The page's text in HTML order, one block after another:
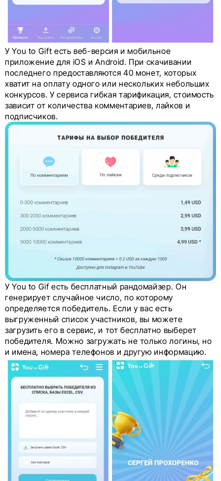
У You to Gift есть веб-версия и мобильное
приложение для iOS и Android. При скачивании
последнего предоставляются 40 монет, которых
хватит на оплату одного или нескольких небольших
конкурсов. У сервиса гибкая тарификация, стоимость
зависит от количества комментариев, лайков и
подписчиков.
У You to Gif есть бесплатный рандомайзер. Он
генерирует случайное число, по которому
определяется победитель. Если у вас есть
выгруженный список участников, вы можете
загрузить его в сервис, и тот бесплатно выберет
победителя. Можно загружать не только логины, но
и имена, номера телефонов и другую информацию.